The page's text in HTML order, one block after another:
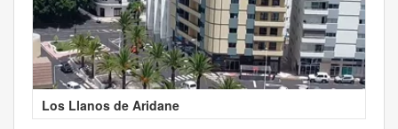
Los Llanos de Aridane